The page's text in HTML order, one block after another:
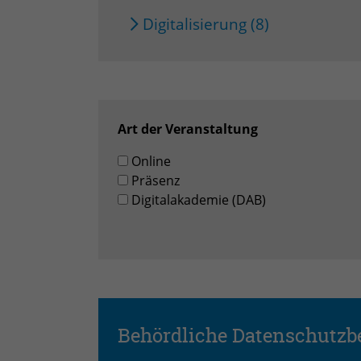
Digitalisierung (8)
Art der Veranstaltung
Online
Präsenz
Digitalakademie (DAB)
Behördliche